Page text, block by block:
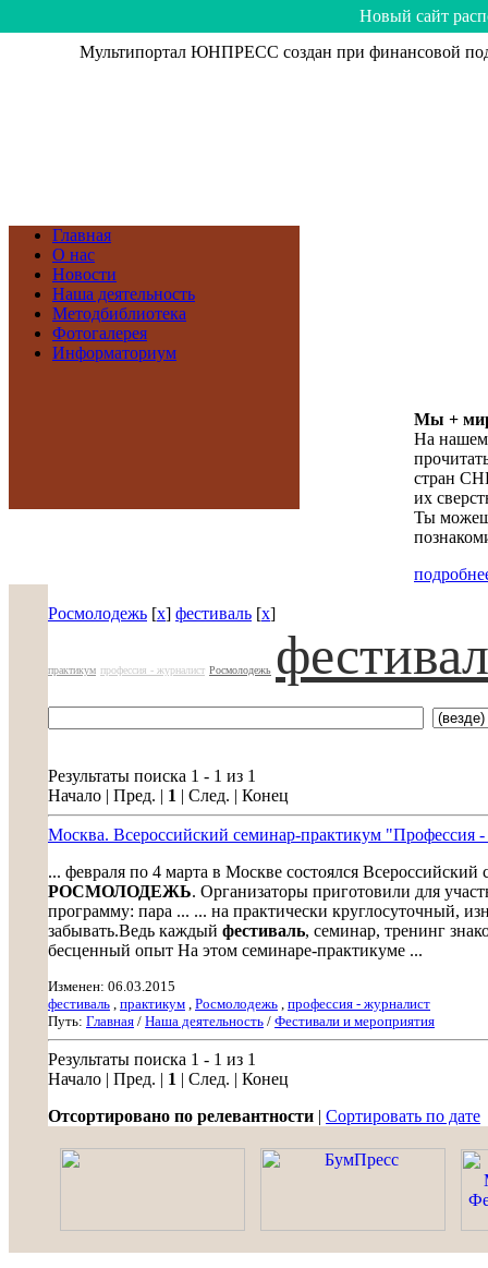
Hoвый caйт
Мультипортал ЮНПРЕСС создан при финансовой
Главная
О нас
Новости
Наша деятельность
Методбиблиотека
Фотогалерея
Информаториум
Мы + мир
На
стран
их
Ты
Росмолодежь [x] фестиваль [x]
практикум профессия - журналист Росмолодежь
Результаты поиска 1 - 1 из 1
Начало | Пред. | 1 | След. | Конец
Москва. Всероссийский семинар-практикум "Профессия
... февраля по 4 марта в Москве состоялся
РОСМОЛОДЕЖЬ. Организаторы приготовили для
программу: пара ... ... на практически круглосуточный,
забывать.Ведь каждый фестиваль, семинар, тренинг
бесценный опыт На этом семинаре-практикуме ...
Изменен: 06.03.2015
фестиваль , практикум , Росмолодежь , профессия - журналист
Путь: Главная / Наша деятельность / Фестивали и мероприятия
Результаты поиска 1 - 1 из 1
Начало | Пред. | 1 | След. | Конец
Отсортировано по релевантности | Сортировать по дате